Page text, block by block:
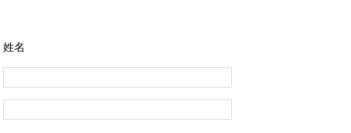
姓名